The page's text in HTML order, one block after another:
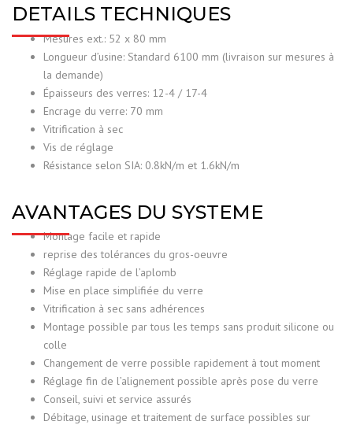
DETAILS TECHNIQUES
Mesures ext.: 52 x 80 mm
Longueur d’usine: Standard 6100 mm (livraison sur mesures à
la demande)
Épaisseurs des verres: 12-4 / 17-4
Encrage du verre: 70 mm
Vitrification à sec
Vis de réglage
Résistance selon SIA: 0.8kN/m et 1.6kN/m
AVANTAGES DU SYSTEME
Montage facile et rapide
reprise des tolérances du gros-oeuvre
Réglage rapide de l’aplomb
Mise en place simplifiée du verre
Vitrification à sec sans adhérences
Montage possible par tous les temps sans produit silicone ou
colle
Changement de verre possible rapidement à tout moment
Réglage fin de l’alignement possible après pose du verre
Conseil, suivi et service assurés
Débitage, usinage et traitement de surface possibles sur